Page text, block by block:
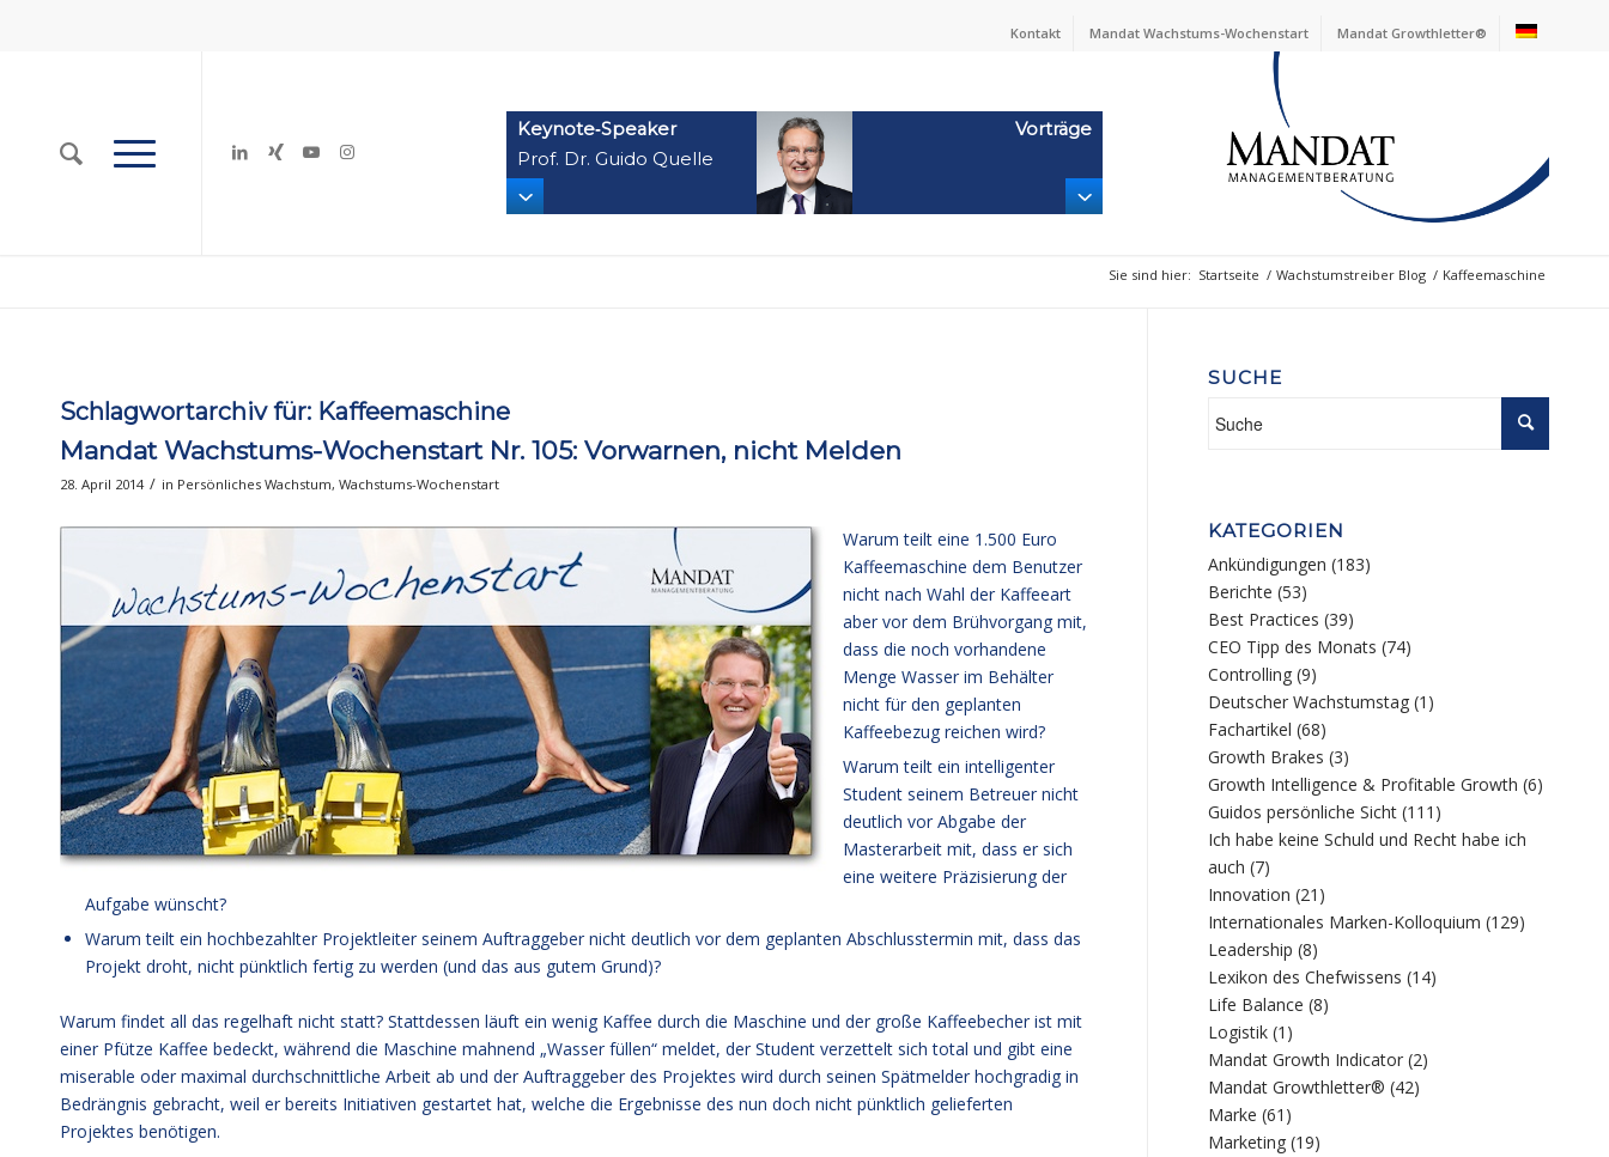
Kontakt Mandat Wachstums-Wochenstart Mandat Growthletter®
Keynote‑Speaker
Prof. Dr. Guido Quelle
Vorträge
Sie sind hier: Startseite / Wachstumstreiber Blog / Kaffeemaschine
Schlagwortarchiv für: Kaffeemaschine
Mandat Wachstums-Wochenstart Nr. 105: Vorwarnen, nicht Melden
28. April 2014 / in Persönliches Wachstum, Wachstums-Wochenstart
Warum teilt eine 1.500 Euro
Kaffeemaschine dem Benutzer
nicht nach Wahl der Kaffeeart
aber vor dem Brühvorgang mit,
dass die noch vorhandene
Menge Wasser im Behälter
nicht für den geplanten
Kaffeebezug reichen wird?
Warum teilt ein intelligenter
Student seinem Betreuer nicht
deutlich vor Abgabe der
Masterarbeit mit, dass er sich
eine weitere Präzisierung der
Aufgabe wünscht?
Warum teilt ein hochbezahlter Projektleiter seinem Auftraggeber nicht deutlich vor dem geplanten Abschlusstermin mit, dass das
Projekt droht, nicht pünktlich fertig zu werden (und das aus gutem Grund)?
Warum findet all das regelhaft nicht statt? Stattdessen läuft ein wenig Kaffee durch die Maschine und der große Kaffeebecher ist mit
einer Pfütze Kaffee bedeckt, während die Maschine mahnend „Wasser füllen“ meldet, der Student verzettelt sich total und gibt eine
miserable oder maximal durchschnittliche Arbeit ab und der Auftraggeber des Projektes wird durch seinen Spätmelder hochgradig in
Bedrängnis gebracht, weil er bereits Initiativen gestartet hat, welche die Ergebnisse des nun doch nicht pünktlich gelieferten
Projektes benötigen.
SUCHE
KATEGORIEN
Ankündigungen (183)
Berichte (53)
Best Practices (39)
CEO Tipp des Monats (74)
Controlling (9)
Deutscher Wachstumstag (1)
Fachartikel (68)
Growth Brakes (3)
Growth Intelligence & Profitable Growth (6)
Guidos persönliche Sicht (111)
Ich habe keine Schuld und Recht habe ich
auch (7)
Innovation (21)
Internationales Marken-Kolloquium (129)
Leadership (8)
Lexikon des Chefwissens (14)
Life Balance (8)
Logistik (1)
Mandat Growth Indicator (2)
Mandat Growthletter® (42)
Marke (61)
Marketing (19)